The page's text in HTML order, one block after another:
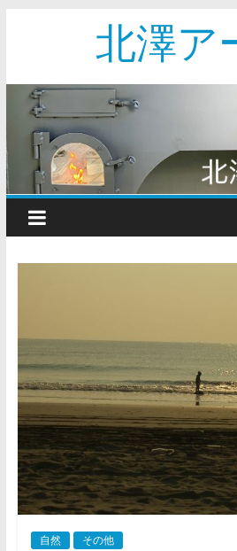
北澤ア
自然 その他